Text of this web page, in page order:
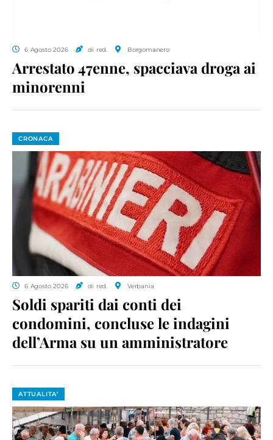
6 Agosto 2026 di red. Borgomanero
Arrestato 47enne, spacciava droga ai
minorenni
CRONACA
6 Agosto 2026 di red. Verbania
Soldi spariti dai conti dei
condomini, concluse le indagini
dell’Arma su un amministratore
ATTUALITA'